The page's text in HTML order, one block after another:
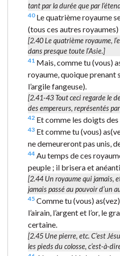
tant par la durée que par
40Le quatrième royaume
(tous ces autres royaumes)
[2.40Le quatrième royaume,
dans presque toute l’Asie.]
41 Mais, comme tu (vous)
royaume, quoique prenant
l’argile fangeuse).
[2.41-43 Tout ceci regarde le
des empereurs, représentés
42 Et comme les doigts
43 Et comme tu (vous)
ne demeureront pas unis,
44 Au temps de ces
peuple ; il brisera et
[2.44 Un royaume qui jamais,
jamais passé au pouvoir d’un
45 Comme tu (vous)
l’airain, l’argent et l’or, le
certaine.
[2.45 Une pierre, etc. C’est
les pieds du colosse, c’est-à-